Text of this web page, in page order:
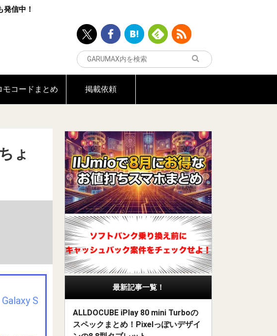
信中！
モコードまとめ 掲載依頼
ょ
S
最新記事一覧！
ALLDOCUBE iPlay 80 mini Turboの
スペックまとめ！Pixelっぽいデザイ